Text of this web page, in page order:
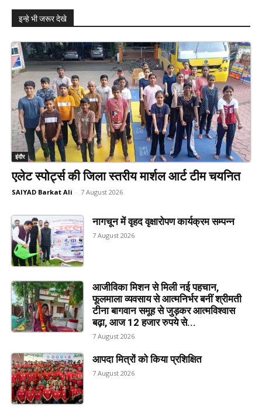
इन्हे भी जरूर देखे
इंदौर
एलेट स्पोर्ट्स की जिला स्तरीय मार्शल आर्ट टीम चयनित
SAIYAD Barkat Ali - 7 August 2026
नागचून में वृहद वृक्षारोपण कार्यक्रम सम्पन्न
7 August 2026
आजीविका मिशन से मिली नई पहचान,
फूलमाला व्यवसाय से आत्मनिर्भर बनीं श्रीमती
टीना बागवान समूह से जुड़कर आत्मविश्वास
बढ़ा, आज 12 हजार रुपये से...
7 August 2026
आपदा मित्रों को किया प्रशिक्षित
7 August 2026